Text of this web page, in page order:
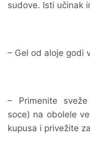
sudove. Isti učinak
– Gel od aloje godi
– Primenite
soce) na obolele
kupusa i privežite